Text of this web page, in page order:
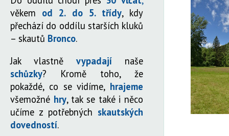
věkem od 2. do 5. třídy, kdy
přechází do oddílu starších kluků
– skautů Bronco.
Jak vlastně vypadají
naše
schůzky? Kromě toho, že
pokaždé, co se vidíme, hrajeme
všemožné hry, tak se také i něco
učíme z potřebných skautských
dovedností.